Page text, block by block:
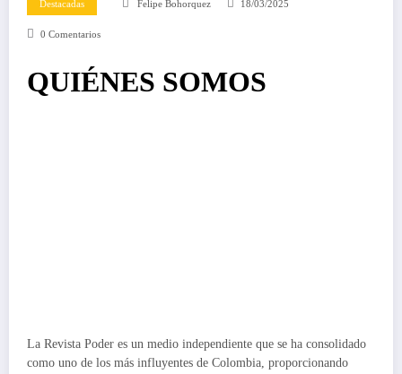
Destacadas Felipe Bohorquez 18/03/2025
0 Comentarios
QUIÉNES SOMOS
La Revista Poder es un medio independiente que se ha consolidado
como uno de los más influyentes de Colombia, proporcionando